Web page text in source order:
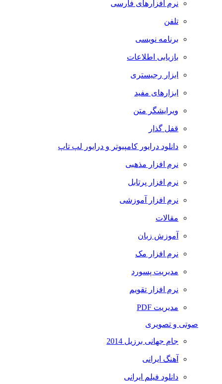
نرم افزارهای فارسی
تلفن
برنامه نویسی
بازیابی اطلاعات
ابزار رجیستری
ابزارهای مفید
ویرایشگر متن
قفل گذار
دانلود درایور کامپیوتر و درایور لپ تاپ
نرم افزار مذهبی
نرم افزار پرتابل
نرم افزار آموزشی
مقالات
آموزش زبان
نرم افزار مک
مدیریت پسورد
نرم افزار تقویم
مدیریت PDF
صوتی و تصویری
جام جهانی برزیل 2014
آهنگ ایرانی
دانلود فیلم ایرانی